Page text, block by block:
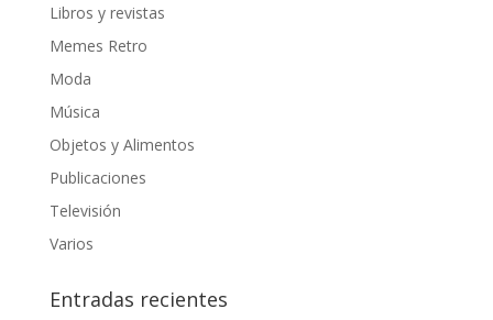
Libros y revistas
Memes Retro
Moda
Música
Objetos y Alimentos
Publicaciones
Televisión
Varios
Entradas recientes